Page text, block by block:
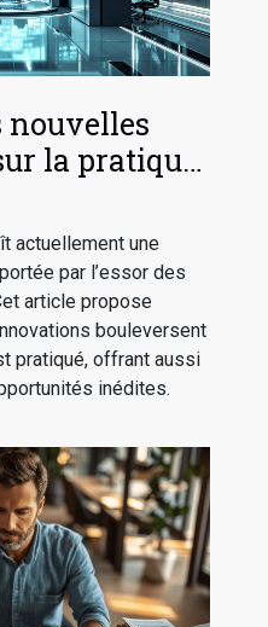
nouvelles
la pratique
actuellement une
par l’essor des
article propose
bouleversent
pratiqué, offrant aussi
inédites.